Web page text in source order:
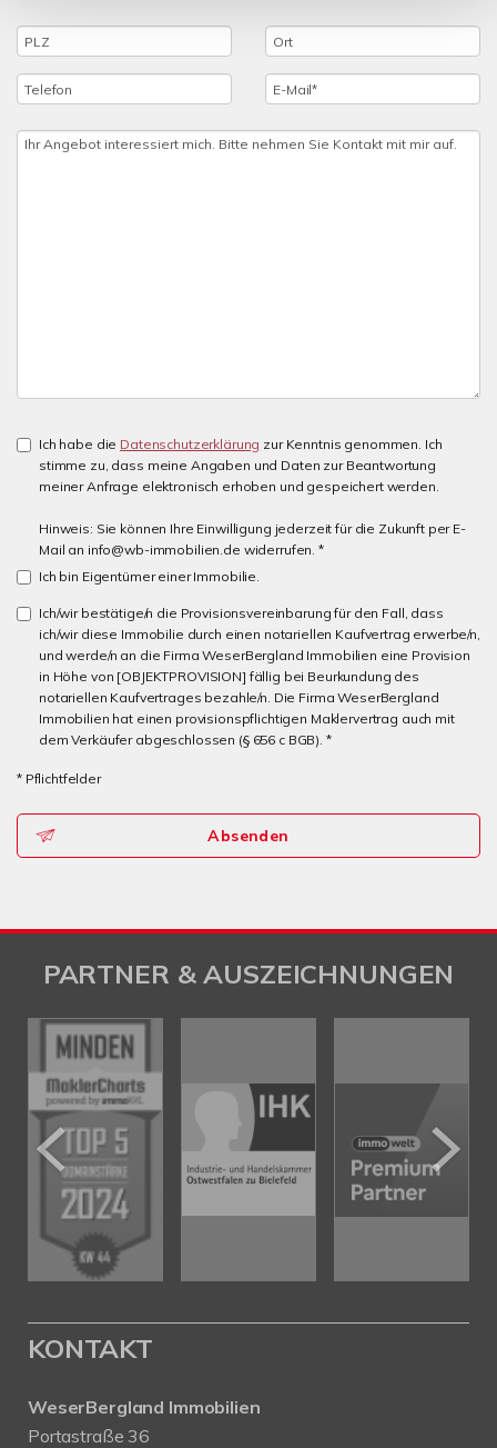
Ich habe die Datenschutzerklärung zur Kenntnis genommen. Ich
stimme zu, dass meine Angaben und Daten zur Beantwortung
meiner Anfrage elektronisch erhoben und gespeichert werden.
Hinweis: Sie können Ihre Einwilligung jederzeit für die Zukunft per E-
Mail an info@wb-immobilien.de widerrufen. *
Ich bin Eigentümer einer Immobilie.
Ich/wir bestätige/n die Provisionsvereinbarung für den Fall, dass
ich/wir diese Immobilie durch einen notariellen Kaufvertrag erwerbe/n,
und werde/n an die Firma WeserBergland Immobilien eine Provision
in Höhe von [OBJEKTPROVISION] fällig bei Beurkundung des
notariellen Kaufvertrages bezahle/n. Die Firma WeserBergland
Immobilien hat einen provisionspflichtigen Maklervertrag auch mit
dem Verkäufer abgeschlossen (§ 656 c BGB). *
* Pflichtfelder
Absenden
PARTNER & AUSZEICHNUNGEN
KONTAKT
WeserBergland Immobilien
Portastraße 36